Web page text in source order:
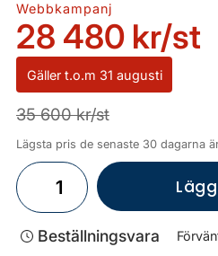
Webbkampanj
28 480 kr/st
Gäller t.o.m 31 augusti
35 600 kr/st
Lägsta pris de senaste 30 dagarna
Beställningsvara